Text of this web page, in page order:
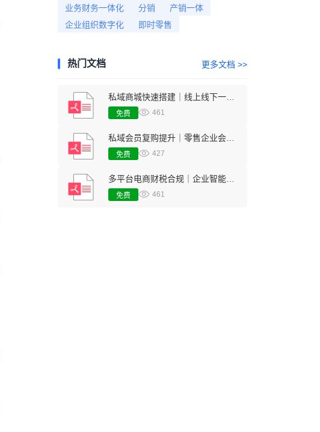
业务财务一体化
分销
产销一体
企业组织数字化
即时零售
热门文档 更多文档 >>
私域商城快速搭建｜线上线下一体化零售经营方案
免费 461
私域会员复购提升｜零售企业会员留存增长数字化行业方案
免费 427
多平台电商财税合规｜企业智能财务对账核算管理方案
免费 461